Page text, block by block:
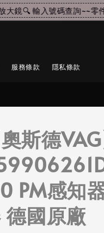
鏡🔍 輸入號碼查詢~~零件
服務條款 隱私條款
奧斯德VAG
PM感知
德國原廠